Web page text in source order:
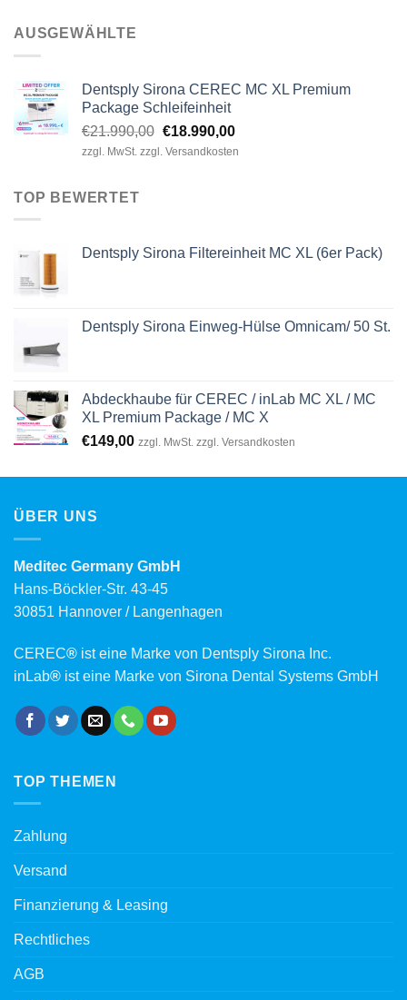
AUSGEWÄHLTE
Dentsply Sirona CEREC MC XL Premium
Package Schleifeinheit
€21.990,00 Ursprünglicher
Preis
€18.990,00Aktueller
Preis
zzgl. MwSt. zzgl. Versandkosten
TOP BEWERTET
Dentsply Sirona Filtereinheit MC XL (6er Pack)
Dentsply Sirona Einweg-Hülse Omnicam/ 50 St.
Abdeckhaube für CEREC / inLab MC XL / MC
XL Premium Package / MC X
€149,00 zzgl. MwSt. zzgl. Versandkosten
ÜBER UNS
Meditec Germany GmbH
Hans-Böckler-Str. 43-45
30851 Hannover / Langenhagen
CEREC® ist eine Marke von Dentsply Sirona Inc.
inLab® ist eine Marke von Sirona Dental Systems GmbH
TOP THEMEN
Zahlung
Versand
Finanzierung & Leasing
Rechtliches
AGB